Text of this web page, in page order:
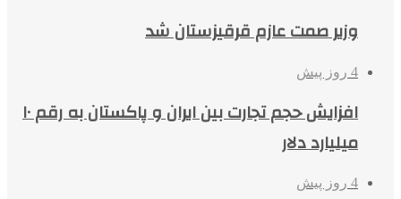
وزیر صمت عازم قرقیزستان شد
4 روز پیش
افزایش حجم تجارت بین ایران و پاکستان به رقم ۱۰
میلیارد دلار
4 روز پیش